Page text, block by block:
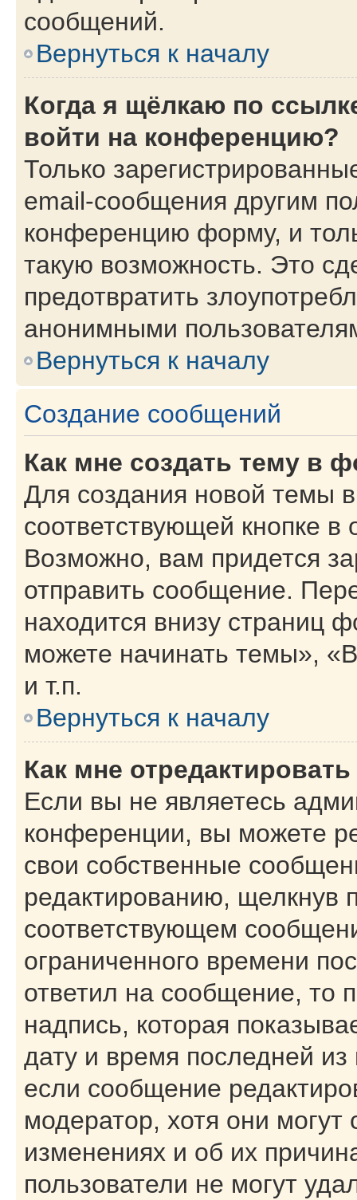
сообщений.
Вернуться к началу
Когда я щёлкаю по
войти на конференцию?
Только
email-сообщения другим
конференцию форму, и
такую возможность. Это
предотвратить
анонимными
Вернуться к началу
Создание сообщений
Как мне создать тему в
Для создания новой темы
соответствующей кнопке
Возможно, вам придется
отправить сообщение.
находится внизу
можете начинать темы»,
и т.п.
Вернуться к началу
Как мне
Если вы не являетесь
конференции, вы можете
свои собственные
редактированию, щелкнув
соответствующем
ограниченного времени
ответил на сообщение, то
надпись, которая
дату и время последней
если сообщение
модератор, хотя они
изменениях и об их
пользователи не могут